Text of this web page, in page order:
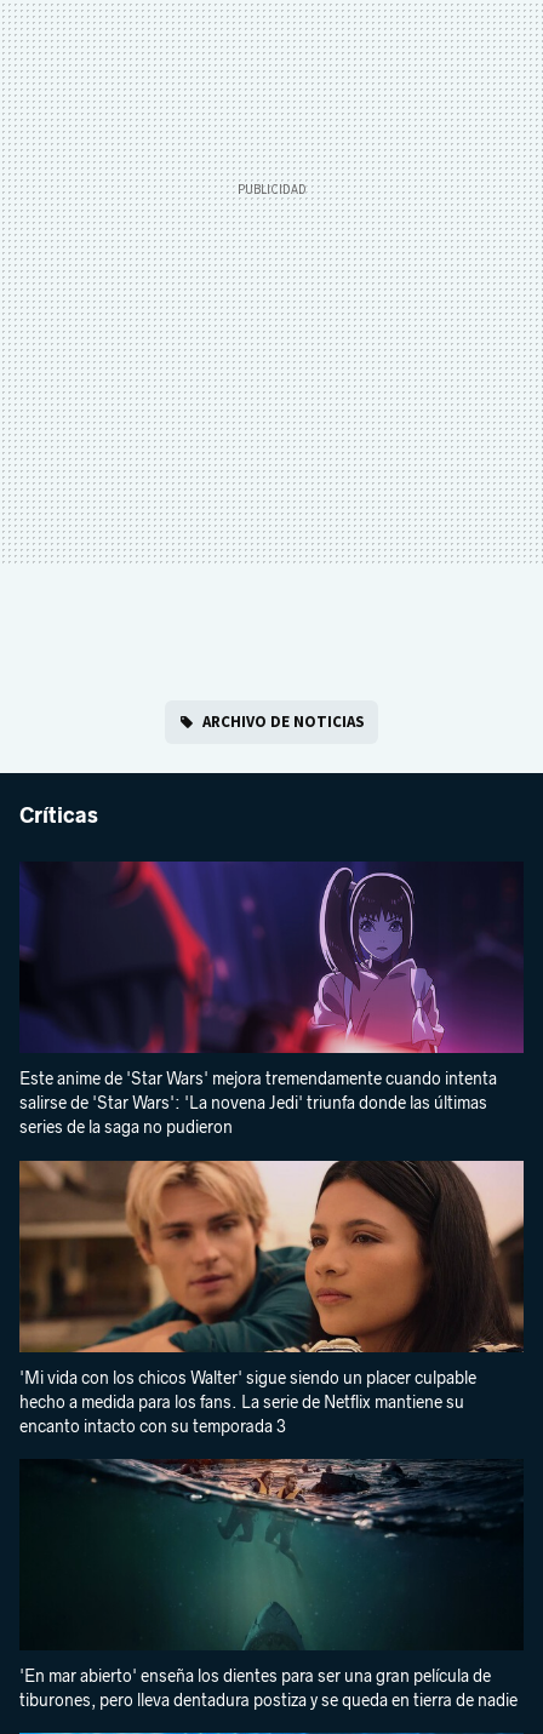
ARCHIVO DE NOTICIAS
Críticas
Este anime de 'Star Wars' mejora tremendamente cuando intenta
salirse de 'Star Wars': 'La novena Jedi' triunfa donde las últimas
series de la saga no pudieron
'Mi vida con los chicos Walter' sigue siendo un placer culpable
hecho a medida para los fans. La serie de Netflix mantiene su
encanto intacto con su temporada 3
'En mar abierto' enseña los dientes para ser una gran película de
tiburones, pero lleva dentadura postiza y se queda en tierra de nadie